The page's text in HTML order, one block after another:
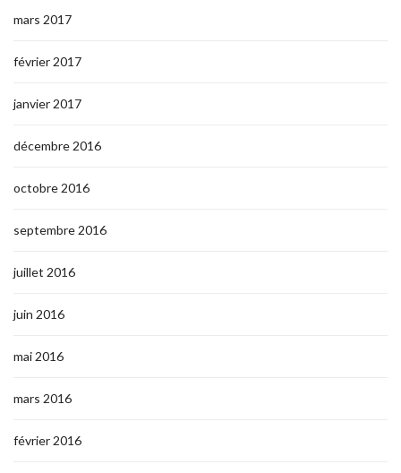
mars 2017
février 2017
janvier 2017
décembre 2016
octobre 2016
septembre 2016
juillet 2016
juin 2016
mai 2016
mars 2016
février 2016